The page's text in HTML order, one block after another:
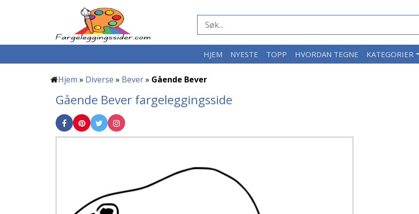
HJEM NYESTE TOPP HVORDAN TEGNE KATEGORIER
Hjem » Diverse » Bever» Gående Bever
Gående Bever fargeleggingsside